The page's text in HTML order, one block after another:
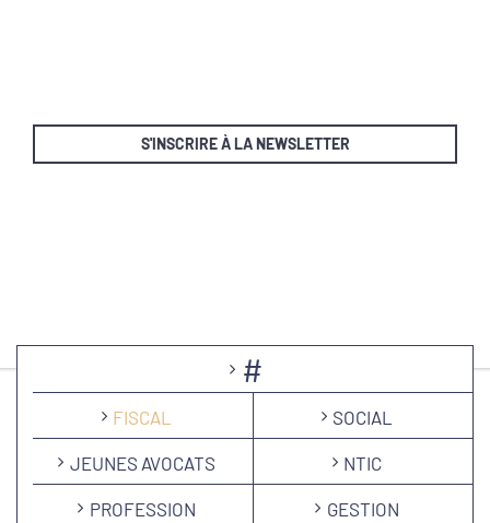
S'INSCRIRE À LA NEWSLETTER
#
FISCAL SOCIAL
JEUNES AVOCATS NTIC
PROFESSION GESTION